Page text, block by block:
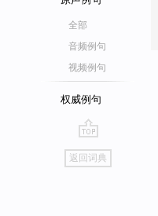
全部
音频例句
视频例句
权威例句
go
top
返回词典